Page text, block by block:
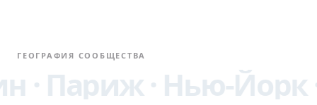
ГЕОГРАФИЯ СООБЩЕСТВА
· Нью-Йорк ·